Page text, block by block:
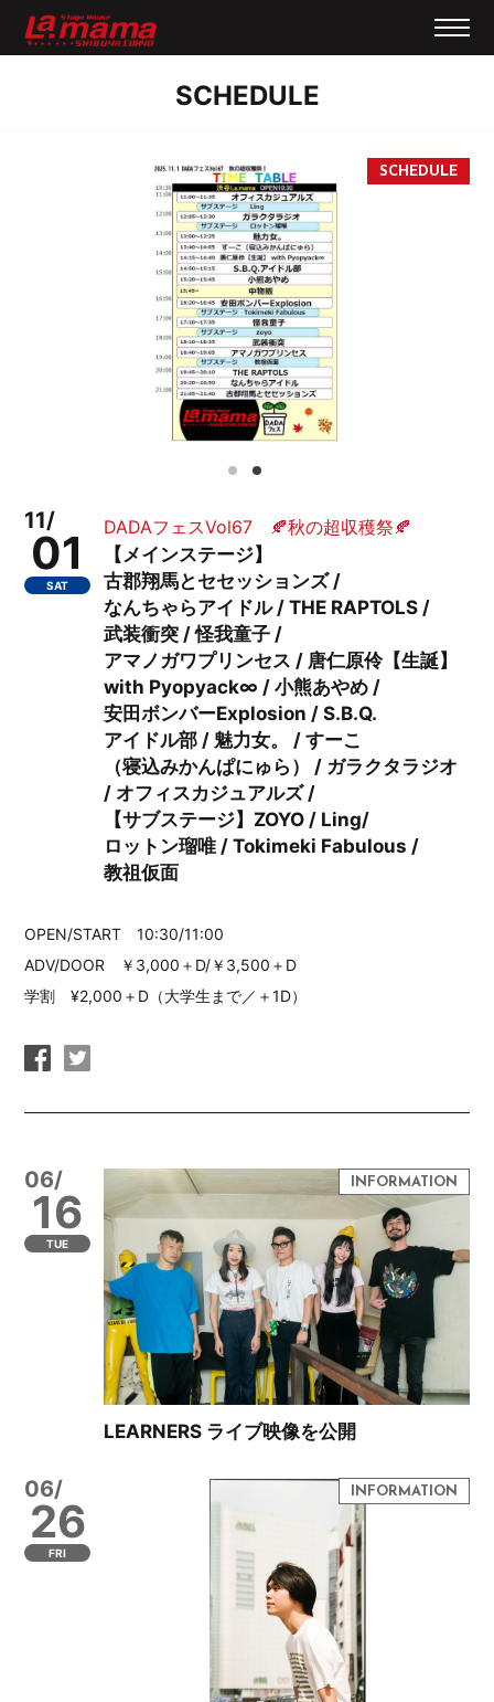
SCHEDULE
11/
01
SAT
DADAフェスVol67 🍂秋の超収穫祭🍂
【メインステージ】
古郡翔馬とセセッションズ /
なんちゃらアイドル / THE RAPTOLS /
武装衝突 / 怪我童子 /
アマノガワプリンセス / 唐仁原伶【生誕】
with Pyopyack∞ / 小熊あやめ /
安田ボンバーExplosion / S.B.Q.
アイドル部 / 魅力女。 / すーこ
（寝込みかんぱにゅら） / ガラクタラジオ
/ オフィスカジュアルズ /
【サブステージ】ZOYO / Ling/
ロットン瑠唯 / Tokimeki Fabulous /
教祖仮面
OPEN/START 10:30/11:00
ADV/DOOR ￥3,000＋D/￥3,500＋D
学割 ¥2,000＋D（大学生まで／＋1D）
06/
16
TUE
LEARNERS ライブ映像を公開
06/
26
FRI